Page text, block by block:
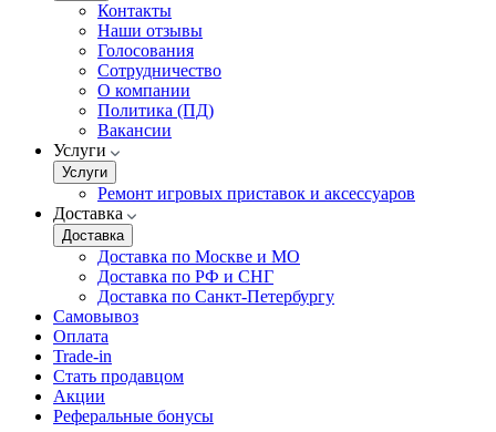
Контакты
Наши отзывы
Голосования
Сотрудничество
О компании
Политика (ПД)
Вакансии
Услуги
Услуги
Ремонт игровых приставок и аксессуаров
Доставка
Доставка
Доставка по Москве и МО
Доставка по РФ и СНГ
Доставка по Санкт-Петербургу
Самовывоз
Оплата
Trade-in
Стать продавцом
Акции
Реферальные бонусы